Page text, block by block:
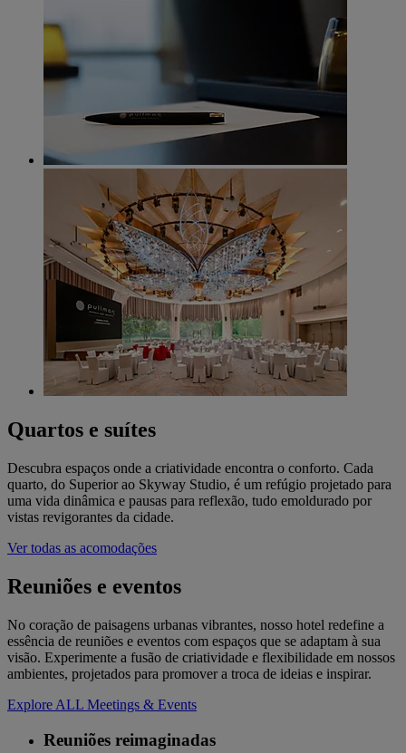
Quartos e suítes
Descubra espaços onde a criatividade encontra o conforto. Cada
quarto, do Superior ao Skyway Studio, é um refúgio projetado para
uma vida dinâmica e pausas para reflexão, tudo emoldurado por
vistas revigorantes da cidade.
Ver todas as acomodações
Reuniões e eventos
No coração de paisagens urbanas vibrantes, nosso hotel redefine a
essência de reuniões e eventos com espaços que se adaptam à sua
visão. Experimente a fusão de criatividade e flexibilidade em nossos
ambientes, projetados para promover a troca de ideias e inspirar.
Explore ALL Meetings & Events
Reuniões reimaginadas